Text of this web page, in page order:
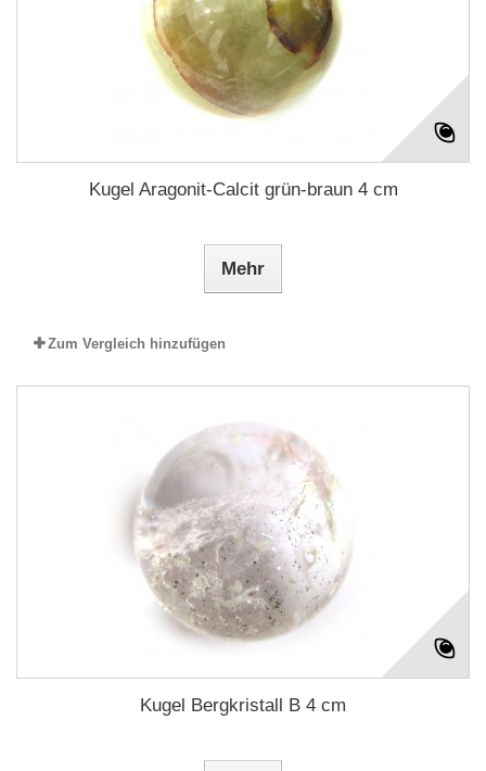
Kugel Aragonit-Calcit grün-braun 4 cm
Mehr
Zum Vergleich hinzufügen
Kugel Bergkristall B 4 cm